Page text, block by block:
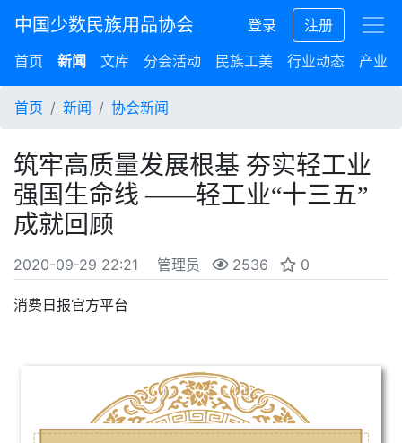
中国少数民族用品协会 登录
注册
首页
新闻 文库 分会活动 民族工美 行业动态 产业
首页 新闻 协会新闻
筑牢高质量发展根基 夯实轻工业
强国生命线 ——轻工业“十三五”
成就回顾
2020-09-29 22:21 管理员 2536 0
消费日报官方平台